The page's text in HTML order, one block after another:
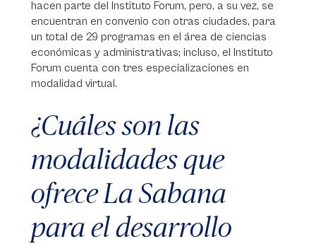
hacen parte del Instituto Forum, pero, a su vez, se
encuentran en convenio con otras ciudades, para
un total de 29 programas en el área de ciencias
económicas y administrativas; incluso, el Instituto
Forum cuenta con tres especializaciones en
modalidad virtual.
¿Cuáles son las
modalidades que
ofrece La Sabana
para el desarrollo